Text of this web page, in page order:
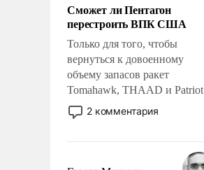
Сможет ли Пентагон
перестроить ВПК США
Только для того, чтобы
вернуться к довоенному
объему запасов ракет
Tomahawk, THAAD и Patriot
США потребуется более трех
лет. Даже небольшая война с
Сложившаяся ситуация
2 комментария